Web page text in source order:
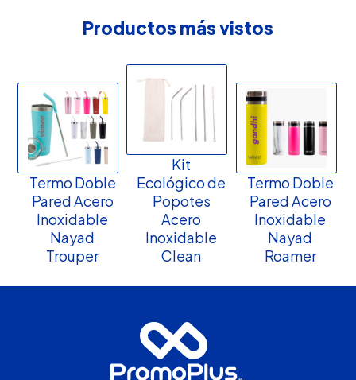
Productos más vistos
Termo Doble
Pared Acero
Inoxidable
Nayad
Trouper
Kit
Ecológico de
Popotes
Acero
Inoxidable
Clean
Termo Doble
Pared Acero
Inoxidable
Nayad
Roamer